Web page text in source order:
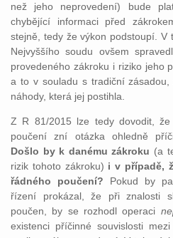
než jeho neprovedení) bude
chybějící informaci před
stejně, tedy že výkon podstoupí. V
Nejvyššího soudu ovšem
provedeného zákroku i riziko jeho
a to v souladu s tradiční
náhody, která jej postihla.
Z R 81/2015 lze tedy dovodit,
poučení zní otázka ohledně
Došlo by k danému zákroku (a
rizik tohoto zákroku) i v případě,
řádného poučení? Pokud by
řízení prokázal, že při znalosti
poučen, by se rozhodl operaci
existenci příčinné souvislosti